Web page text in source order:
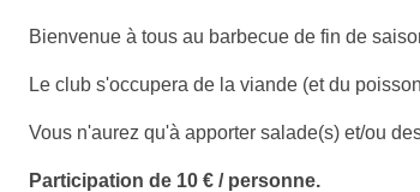
Bienvenue à tous au barbecue de fin de
Le club s'occupera de la viande (et du
Vous n'aurez qu'à apporter salade(s) et/ou
Participation de 10 € / personne.